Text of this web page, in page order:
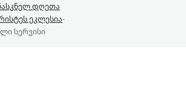
დღეთა
ეკლესია-
სერვისი